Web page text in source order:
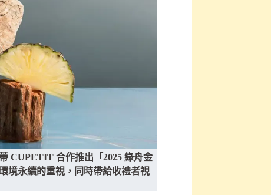
CUPETIT 合作推出「2025 綠舟金
境永續的重視，同時帶給收禮者視